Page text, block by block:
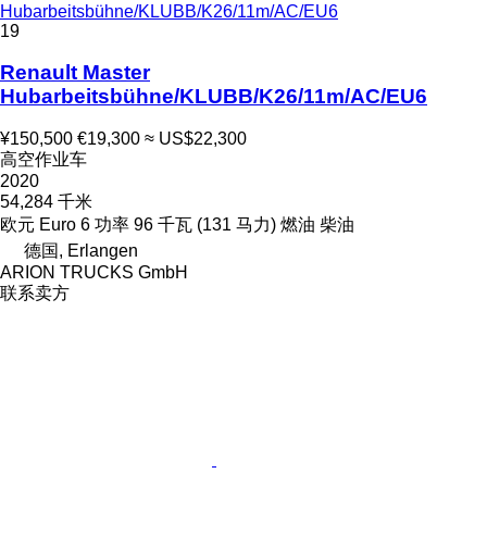
Hubarbeitsbühne/KLUBB/K26/11m/AC/EU6
19
Renault Master
Hubarbeitsbühne/KLUBB/K26/11m/AC/EU6
¥150,500 €19,300 ≈ US$22,300
高空作业车
2020
54,284 千米
欧元 Euro 6 功率 96 千瓦 (131 马力) 燃油 柴油
德国, Erlangen
ARION TRUCKS GmbH
联系卖方